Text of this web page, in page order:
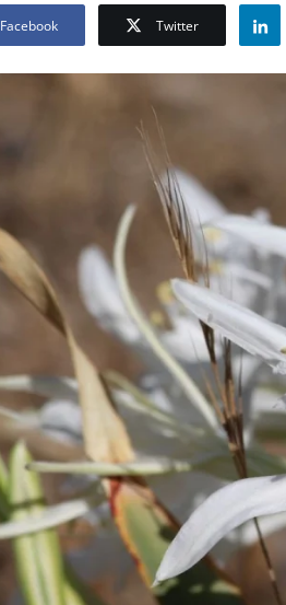
Facebook Twitter